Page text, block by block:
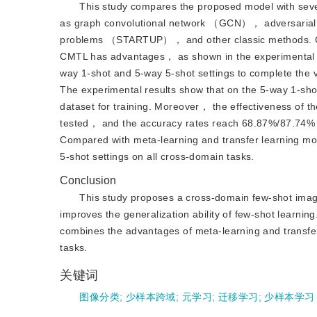
This study compares the proposed model with
as graph convolutional network （GCN），
problems （STARTUP）， and other classic
CMTL has advantages， as shown in the
way 1-shot and 5-way 5-shot settings to complete the
The experimental results show that on the 5-way 1-
dataset for training. Moreover， the effectiveness of
tested， and the accuracy rates reach 68.87%/
Compared with meta-learning and transfer learning
5-shot settings on all cross-domain tasks.
Conclusion
This study proposes a cross-domain few-shot
improves the generalization ability of few-shot
combines the advantages of meta-learning and
tasks.
关键词
图像分类; 少样本跨域; 元学习; 迁移学习 ; 少样本学习